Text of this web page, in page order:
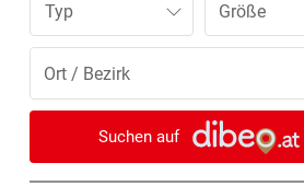
BUB VERLETZT vor
Autofahrerin streift einen
AUFREGUNG IN OÖ-LIGA vor 14
War dieser Unterhaus-
Typ
Suchen auf